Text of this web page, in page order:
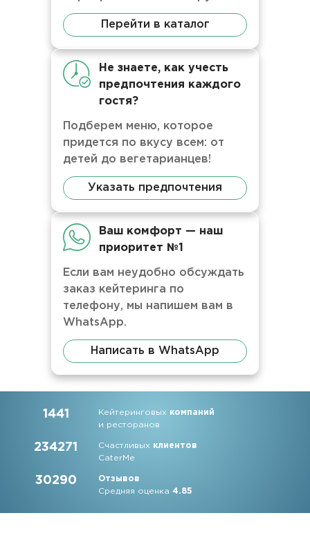
Перейти в каталог
Не знаете, как учесть
предпочтения каждого
гостя?
Подберем меню, которое
придется по вкусу всем: от
детей до вегетарианцев!
Указать предпочтения
Ваш комфорт — наш
приоритет №1
Если вам неудобно обсуждать
заказ кейтеринга по
телефону, мы напишем вам в
WhatsApp.
Написать в WhatsApp
1441 Кейтеринговых компаний
и ресторанов
234271 Счастливых клиентов
CaterMe
30290
Отзывов
Средняя оценка4.85